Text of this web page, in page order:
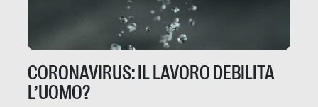
CORONAVIRUS: IL LAVORO DEBILITA
L’UOMO?